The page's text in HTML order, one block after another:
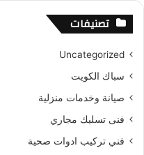
تصنيفات
Uncategorized
سباك الكويت
صيانة وخدمات منزلية
فنى تسليك مجاري
فني تركيب ادوات صحية